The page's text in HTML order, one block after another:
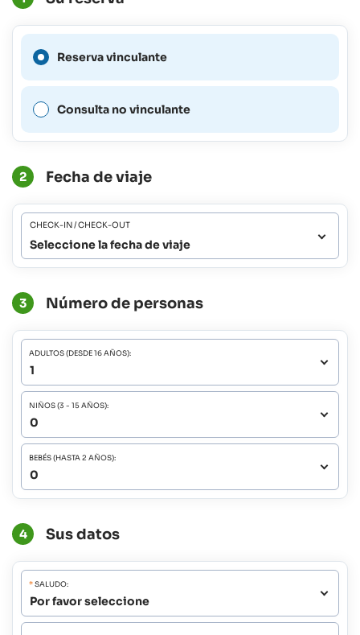
Reserva vinculante
reserva vinculante para este
Consulta no vinculante
2 Fecha de viaje
CHECK-IN / CHECK-OUT
Seleccione la fecha de viaje
3 Número de personas
ADULTOS (DESDE 16 AÑOS):
NIÑOS (3 - 15 AÑOS):
BEBÉS (HASTA 2 AÑOS):
4 Sus datos
*SALUDO: